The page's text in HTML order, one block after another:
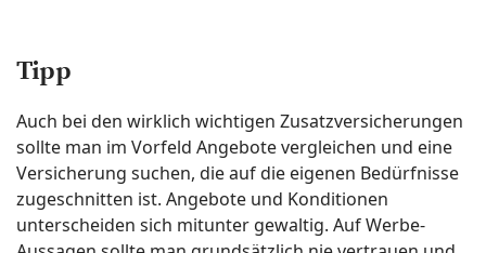
Tipp
Auch bei den wirklich wichtigen Zusatzversicherungen
sollte man im Vorfeld Angebote vergleichen und eine
Versicherung suchen, die auf die eigenen Bedürfnisse
zugeschnitten ist. Angebote und Konditionen
unterscheiden sich mitunter gewaltig. Auf Werbe-